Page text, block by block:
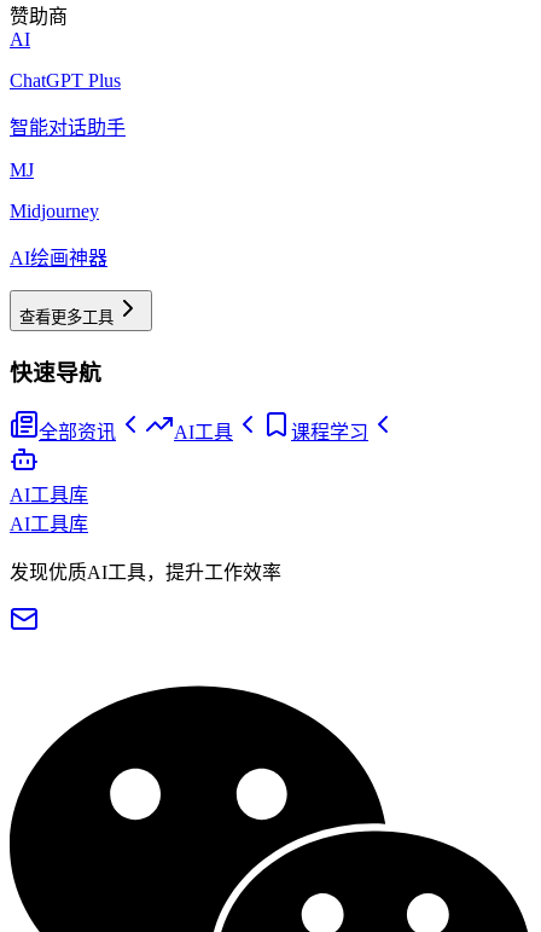
赞助商
AI
ChatGPT Plus
智能对话助手
MJ
Midjourney
AI绘画神器
查看更多工具
快速导航
全部资讯 AI工具 课程学习
AI工具库
AI工具库
发现优质AI工具，提升工作效率